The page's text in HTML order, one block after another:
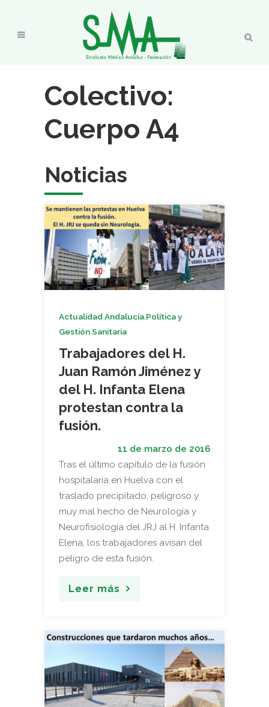
Colectivo:
Cuerpo A4
Noticias
Actualidad Andalucía,Política y
Gestión Sanitaria
Trabajadores del H.
Juan Ramón Jiménez y
del H. Infanta Elena
protestan contra la
fusión.
11 de marzo de 2016
Tras el último capítulo de la fusión
hospitalaria en Huelva con el
traslado precipitado, peligroso y
muy mal hecho de Neurología y
Neurofisiología del JRJ al H. Infanta
Elena, los trabajadores avisan del
peligro de esta fusión.
Leer más